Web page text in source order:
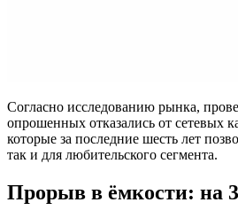
Согласно исследованию рынка,
опрошенных отказались от сетевых
которые за последние шесть лет
так и для любительского сегмента.
Прорыв в ёмкости: на